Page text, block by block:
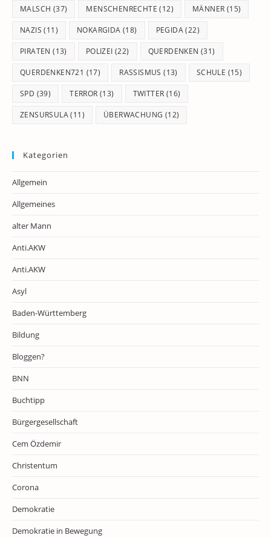
MALSCH (37) MENSCHENRECHTE (12) MÄNNER (15)
NAZIS (11) NOKARGIDA (18) PEGIDA(22)
PIRATEN (13) POLIZEI (22) QUERDENKEN (31)
QUERDENKEN721 (17) RASSISMUS (13) SCHULE (15)
SPD (39) TERROR (13) TWITTER (16)
ZENSURSULA(11) ÜBERWACHUNG (12)
Kategorien
Allgemein
Allgemeines
alter Mann
Anti.AKW
Anti.AKW
Asyl
Baden-Württemberg
Bildung
Bloggen?
BNN
Buchtipp
Bürgergesellschaft
Cem Özdemir
Christentum
Corona
Demokratie
Demokratie in Bewegung